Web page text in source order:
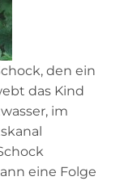
den ein
das Kind
im
eine Folge